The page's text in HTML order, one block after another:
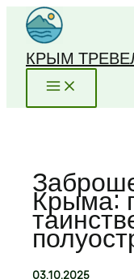
Перейти
содержимому
КРЫМ
Крыма:
03.10.2025